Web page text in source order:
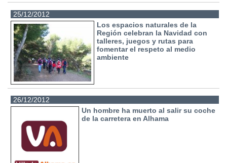
25/12/2012
Los espacios naturales de la
Región celebran la Navidad con
talleres, juegos y rutas para
fomentar el respeto al medio
ambiente
26/12/2012
Un hombre ha muerto al salir su coche
de la carretera en Alhama